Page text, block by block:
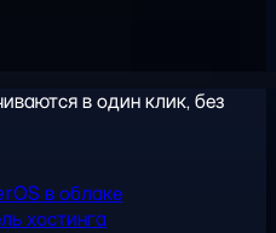
в один клик, без
в облаке
хостинга